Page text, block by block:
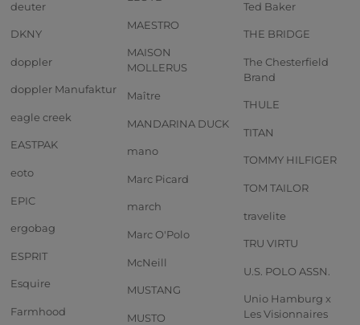
deuter
DKNY
doppler
doppler Manufaktur
eagle creek
EASTPAK
eoto
EPIC
ergobag
ESPRIT
Esquire
Farmhood
MAESTRO
MAISON
MOLLERUS
Maître
MANDARINA DUCK
mano
Marc Picard
march
Marc O'Polo
McNeill
MUSTANG
MUSTO
Ted Baker
THE BRIDGE
The Chesterfield
Brand
THULE
TITAN
TOMMY HILFIGER
TOM TAILOR
travelite
TRU VIRTU
U.S. POLO ASSN.
Unio Hamburg x
Les Visionnaires